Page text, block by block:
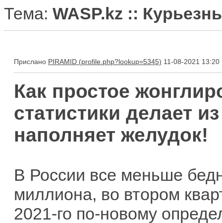
Тема: WASP.kz ::
Прислано PIRAMID 11-08-2021 13:20
Как простое
статистики делает
наполняет желудок!
В России все меньше
миллиона, во втором
2021-го по-новому